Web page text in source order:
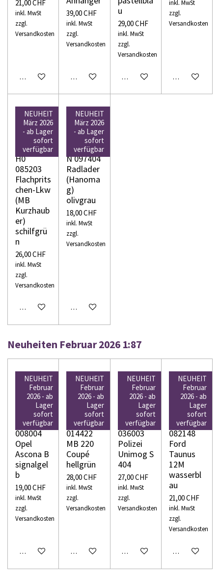
21,00 CHF
inkl. MwSt
zzgl.
Versandkosten
In den Warenkorb
39,00 CHF
inkl. MwSt
zzgl.
Versandkosten
In den Warenkorb
u
29,00 CHF
inkl. MwSt
zzgl.
Versandkosten
In den Warenkorb
inkl. MwSt
zzgl.
Versandkosten
In den
NEUHEIT
März 2026
- ab Lager
sofort
verfügbar
WIKING
H0
085203
Flachprits
chen-Lkw
(MB
Kurzhaub
er)
schilfgrü
n
26,00 CHF
inkl. MwSt
zzgl.
Versandkosten
In den Warenkorb
NEUHEIT
März 2026
- ab Lager
sofort
verfügbar
WIKING
N 097404
Radlader
(Hanoma
g)
olivgrau
18,00 CHF
inkl. MwSt
zzgl.
Versandkosten
In den Warenkorb
Neuheiten Februar 2026 1:87
NEUHEIT
Februar
2026 - ab
Lager
sofort
verfügbar
WIKING
H0
008004
Opel
Ascona B
signalgel
b
19,00 CHF
inkl. MwSt
zzgl.
Versandkosten
In den Warenkorb
NEUHEIT
Februar
2026 - ab
Lager
sofort
verfügbar
WIKING
H0
014422
MB 220
Coupé
hellgrün
28,00 CHF
inkl. MwSt
zzgl.
Versandkosten
In den Warenkorb
NEUHEIT
Februar
2026 - ab
Lager
sofort
verfügbar
WIKING
H0
036003
Polizei
Unimog S
404
27,00 CHF
inkl. MwSt
zzgl.
Versandkosten
In den Warenkorb
NEUHEIT
Februar
2026 - ab
Lager
sofort
verfügbar
WIKING
H0
082148
Ford
Taunus
12M
wasserbl
au
21,00 CHF
inkl. MwSt
zzgl.
Versandkosten
In den